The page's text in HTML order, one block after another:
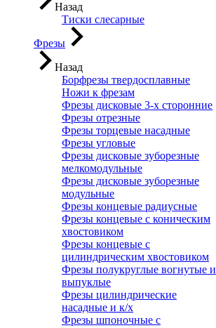
Назад
Тиски слесарные
Фрезы
Назад
Борфрезы твердосплавные
Ножи к фрезам
Фрезы дисковые 3-х сторонние
Фрезы отрезные
Фрезы торцевые насадные
Фрезы угловые
Фрезы дисковые зуборезные
мелкомодульные
Фрезы дисковые зуборезные
модульные
Фрезы концевые радиусные
Фрезы концевые с коническим
хвостовиком
Фрезы концевые с
цилиндрическим хвостовиком
Фрезы полукруглые вогнутые и
выпуклые
Фрезы цилиндрические
насадные и к/х
Фрезы шпоночные с